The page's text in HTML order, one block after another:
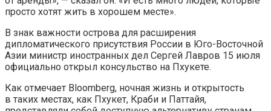
просто хотят жить в хорошем месте».
В знак важности острова для расширения
дипломатического присутствия России в Юго-Восточной
Азии министр иностранных дел Сергей Лавров 15 июля
официально открыл консульство на Пхукете.
Как отмечает Bloomberg, ночная жизнь и открытость
в таких местах, как Пхукет, Краби и Паттайя,